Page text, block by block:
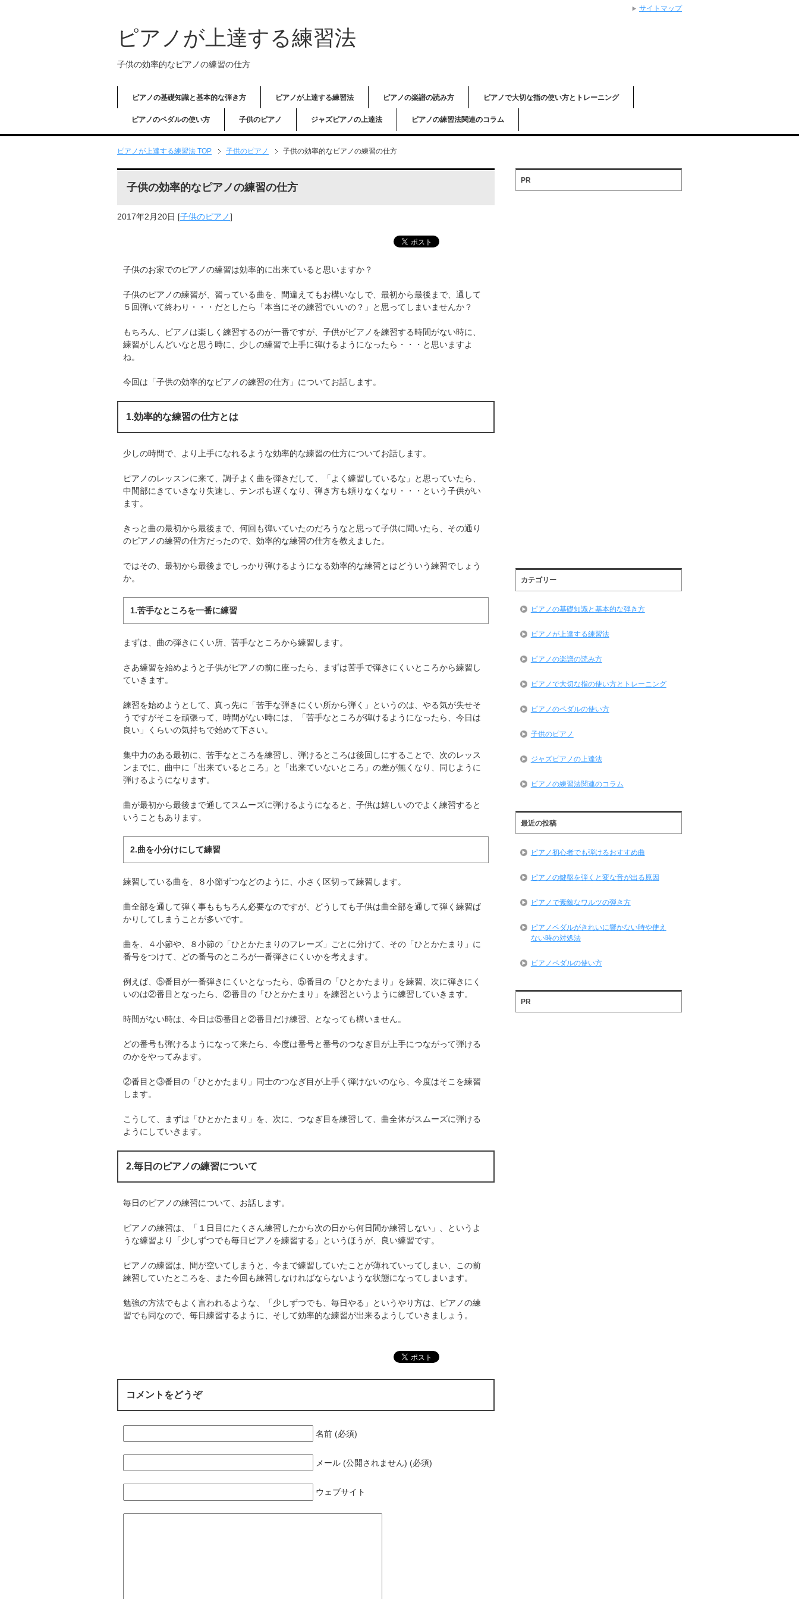
ピアノが上達する練習法
子供の効率的なピアノの練習の仕方
ピアノの基礎知識と基本的な弾き方 ピアノが上達する練習法 ピアノの楽譜の読み方 ピアノで大切な指の使い方とトレーニング
ピアノのペダルの使い方 子供のピアノ ジャズピアノの上達法 ピアノの練習法関連のコラム
ピアノが上達する練習法 TOP 子供のピアノ 子供の効率的なピアノの練習の仕方
子供の効率的なピアノの練習の仕方
2017年2月20日 [子供のピアノ]
子供のお家でのピアノの練習は効率的に出来ていると思いますか？
子供のピアノの練習が、習っている曲を、間違えてもお構いなしで、最初から最後まで、通して
５回弾いて終わり・・・だとしたら「本当にその練習でいいの？」と思ってしまいませんか？
もちろん、ピアノは楽しく練習するのが一番ですが、子供がピアノを練習する時間がない時に、
練習がしんどいなと思う時に、少しの練習で上手に弾けるようになったら・・・と思いますよ
ね。
今回は「子供の効率的なピアノの練習の仕方」についてお話します。
1.効率的な練習の仕方とは
少しの時間で、より上手になれるような効率的な練習の仕方についてお話します。
ピアノのレッスンに来て、調子よく曲を弾きだして、「よく練習しているな」と思っていたら、
中間部にきていきなり失速し、テンポも遅くなり、弾き方も頼りなくなり・・・という子供がい
ます。
きっと曲の最初から最後まで、何回も弾いていたのだろうなと思って子供に聞いたら、その通り
のピアノの練習の仕方だったので、効率的な練習の仕方を教えました。
ではその、最初から最後までしっかり弾けるようになる効率的な練習とはどういう練習でしょう
か。
1.苦手なところを一番に練習
まずは、曲の弾きにくい所、苦手なところから練習します。
さあ練習を始めようと子供がピアノの前に座ったら、まずは苦手で弾きにくいところから練習し
ていきます。
練習を始めようとして、真っ先に「苦手な弾きにくい所から弾く」というのは、やる気が失せそ
うですがそこを頑張って、時間がない時には、「苦手なところが弾けるようになったら、今日は
良い」くらいの気持ちで始めて下さい。
集中力のある最初に、苦手なところを練習し、弾けるところは後回しにすることで、次のレッス
ンまでに、曲中に「出来ているところ」と「出来ていないところ」の差が無くなり、同じように
弾けるようになります。
曲が最初から最後まで通してスムーズに弾けるようになると、子供は嬉しいのでよく練習すると
いうこともあります。
2.曲を小分けにして練習
練習している曲を、８小節ずつなどのように、小さく区切って練習します。
曲全部を通して弾く事ももちろん必要なのですが、どうしても子供は曲全部を通して弾く練習ば
かりしてしまうことが多いです。
曲を、４小節や、８小節の「ひとかたまりのフレーズ」ごとに分けて、その「ひとかたまり」に
番号をつけて、どの番号のところが一番弾きにくいかを考えます。
例えば、⑤番目が一番弾きにくいとなったら、⑤番目の「ひとかたまり」を練習、次に弾きにく
いのは②番目となったら、②番目の「ひとかたまり」を練習というように練習していきます。
時間がない時は、今日は⑤番目と②番目だけ練習、となっても構いません。
どの番号も弾けるようになって来たら、今度は番号と番号のつなぎ目が上手につながって弾ける
のかをやってみます。
②番目と③番目の「ひとかたまり」同士のつなぎ目が上手く弾けないのなら、今度はそこを練習
します。
こうして、まずは「ひとかたまり」を、次に、つなぎ目を練習して、曲全体がスムーズに弾ける
ようにしていきます。
2.毎日のピアノの練習について
毎日のピアノの練習について、お話します。
ピアノの練習は、「１日目にたくさん練習したから次の日から何日間か練習しない」、というよ
うな練習より「少しずつでも毎日ピアノを練習する」というほうが、良い練習です。
ピアノの練習は、間が空いてしまうと、今まで練習していたことが薄れていってしまい、この前
練習していたところを、また今回も練習しなければならないような状態になってしまいます。
勉強の方法でもよく言われるような、「少しずつでも、毎日やる」というやり方は、ピアノの練
習でも同なので、毎日練習するように、そして効率的な練習が出来るようしていきましょう。
コメントをどうぞ
名前 (必須)
メール (公開されません) (必須)
ウェブサイト
PR
カテゴリー
ピアノの基礎知識と基本的な弾き方
ピアノが上達する練習法
ピアノの楽譜の読み方
ピアノで大切な指の使い方とトレーニング
ピアノのペダルの使い方
子供のピアノ
ジャズピアノの上達法
ピアノの練習法関連のコラム
最近の投稿
ピアノ初心者でも弾けるおすすめ曲
ピアノの鍵盤を弾くと変な音が出る原因
ピアノで素敵なワルツの弾き方
ピアノペダルがきれいに響かない時や使え
ない時の対処法
ピアノペダルの使い方
PR
サイトマップ